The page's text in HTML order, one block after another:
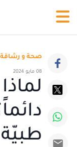
صحة و رشاقة
08 مايو 2024